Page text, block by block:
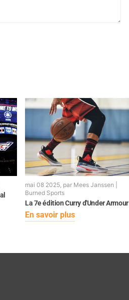
mai 08 2025, par Mees Janssen |
Burned Sports
La 7e édition Curry d'Under Armour
En savoir plus